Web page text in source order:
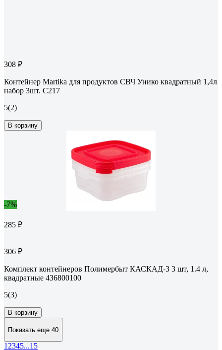
308 ₽
Контейнер Martika для продуктов СВЧ Унико квадратный 1,4л
набор 3шт. С217
5(2)
В корзину
-7%
285 ₽
306 ₽
Комплект контейнеров Полимербыт КАСКАД-3 3 шт, 1.4 л,
квадратные 436800100
5(3)
В корзину
Показать еще 40
1 2345...15